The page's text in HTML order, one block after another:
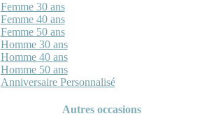
Femme 30 ans
Femme 40 ans
Femme 50 ans
Homme 30 ans
Homme 40 ans
Homme 50 ans
Anniversaire Personnalisé
Autres occasions